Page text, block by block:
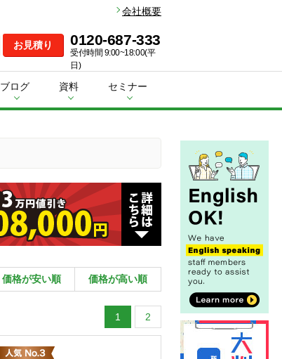
会社概要
お見積り 0120-687-333
受付時間 9:00~18:00(平
日)
ブログ 資料 セミナー
価格が安い順 価格が高い順
1 2